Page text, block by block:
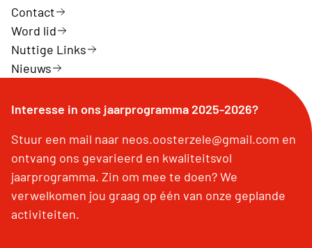
Contact
Word lid
Nuttige Links
Nieuws
Interesse in ons jaarprogramma 2025-2026?
Stuur een mail naar neos.oosterzele@gmail.com en
ontvang ons gevarieerd en kwaliteitsvol
jaarprogramma. Zin om mee te doen? We
verwelkomen jou graag op één van onze geplande
activiteiten.